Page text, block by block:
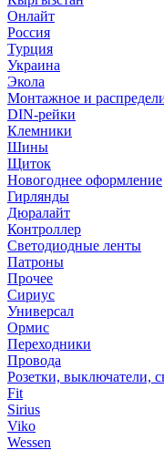
Онлайт
Россия
Турция
Украина
Экола
Монтажное и
DIN-рейки
Клемники
Шины
Щиток
Новогоднее оформление
Гирлянды
Дюралайт
Контроллер
Светодиодные ленты
Патроны
Прочее
Сириус
Универсал
Ормис
Переходники
Провода
Розетки, выключатели,
Fit
Sirius
Viko
Wessen